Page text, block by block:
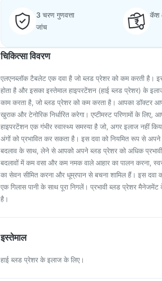
3 चरण गुणवत्ता
जांच
कॅश
चिकित्सा विवरण
एलएनब्लॉक टैबलेट एक दवा है जो ब्लड प्रेशर को कम करती है।
होता है और इसका इस्तेमाल हाइपरटेंशन (हाई ब्लड प्रेशर) के
काम करता है, जो ब्लड प्रेशर को कम करता है। आपका डॉक्टर
खुराक और टेनोरिक निर्धारित करेगा। एप्टीमस्ट परिणामों के
हाइपरटेंशन एक गंभीर स्वास्थ्य समस्या है जो, अगर इलाज नहीं
अंगों को प्रभावित कर सकता है। इस दवा को नियमित रूप से अपने
बदलाव के साथ, लेने से आपको अपने ब्लड प्रेशर को अधिक
बदलावों में कम वसा और कम नमक वाले आहार का पालन करना,
का सेवन सीमित करना और धूम्रपान से बचना शामिल हैं। इस दवा को
एक गिलास पानी के साथ पूरा निगलें। प्रभावी ब्लड प्रेशर
है।
इस्तेमाल
हाई ब्लड प्रेशर के इलाज के लिए।